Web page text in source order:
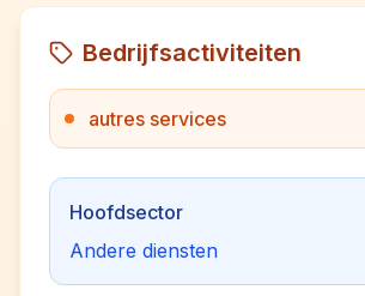
Bedrijfsactiviteiten
autres services
Hoofdsector
Andere diensten